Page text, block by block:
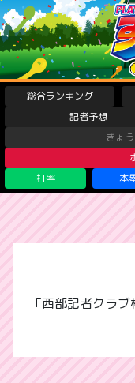
総合ランキング
記者予想
きょ
打率
本
「西部記者クラ